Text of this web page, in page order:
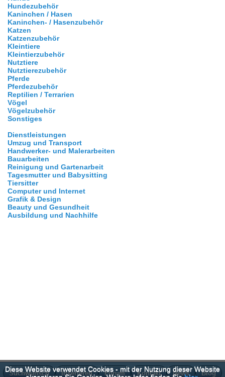
Hundezubehör
Kaninchen / Hasen
Kaninchen- / Hasenzubehör
Katzen
Katzenzubehör
Kleintiere
Kleintierzubehör
Nutztiere
Nutztierezubehör
Pferde
Pferdezubehör
Reptilien / Terrarien
Vögel
Vögelzubehör
Sonstiges
Dienstleistungen
Umzug und Transport
Handwerker- und Malerarbeiten
Bauarbeiten
Reinigung und Gartenarbeit
Tagesmutter und Babysitting
Tiersitter
Computer und Internet
Grafik & Design
Beauty und Gesundheit
Ausbildung und Nachhilfe
Suchwunsch Inserieren Forum Kontakt News Blog
Diese Website verwendet Cookies - mit der Nutzung dieser Website